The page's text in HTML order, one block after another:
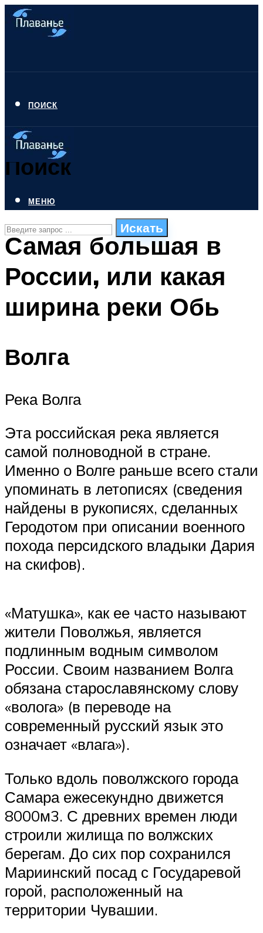
ПОИСК
Поиск
Искать
ПЛАВАНЬЕ ДЛЯ ДЕТЕЙ
БАССЕЙН ДЛЯ ДОМА
МЕНЮ
МЕНЮ
Самая большая в
России, или какая
ширина реки Обь
Волга
Река Волга
Эта российская река является
самой полноводной в стране.
Именно о Волге раньше всего стали
упоминать в летописях (сведения
найдены в рукописях, сделанных
Геродотом при описании военного
похода персидского владыки Дария
на скифов).
«Матушка», как ее часто называют
жители Поволжья, является
подлинным водным символом
России. Своим названием Волга
обязана старославянскому слову
«волога» (в переводе на
современный русский язык это
означает «влага»).
Только вдоль поволжского города
Самара ежесекундно движется
8000м3. С древних времен люди
строили жилища по волжских
берегам. До сих пор сохранился
Мариинский посад с Государевой
горой, расположенный на
территории Чувашии.